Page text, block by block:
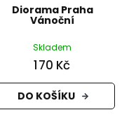
Diorama Praha
Vánoční
Skladem
170 Kč
DO KOŠÍKU